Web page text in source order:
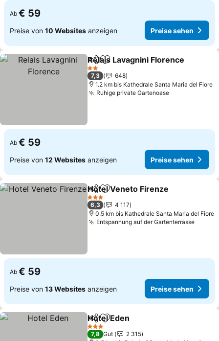
Ab € 59
Preise von 10 Websites anzeigen Preise sehen
TeilenZu Favoriten hinzufügen
Relais Lavagnini Florence
2 Sterne
7,3
648
1.2 km bis Kathedrale Santa Maria del Fiore
Ruhige private Gartenoase
Ab € 59
Preise von 12 Websites anzeigen Preise sehen
TeilenZu Favoriten hinzufügen
Hotel Veneto Firenze
3 Sterne
6,3
4 117
0.5 km bis Kathedrale Santa Maria del Fiore
Entspannung auf der Gartenterrasse
Ab € 59
Preise von 13 Websites anzeigen Preise sehen
TeilenZu Favoriten hinzufügen
Hotel Eden
3 Sterne
7,8 Gut
2 315